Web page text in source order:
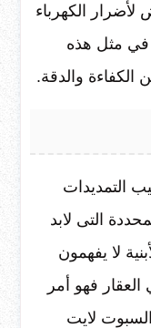
لأضرار الكهرباء
مثل هذه
الكفاءة والدقة.
التمديدات
التى لابد
لا يفهمون
فهو أمر
لايت